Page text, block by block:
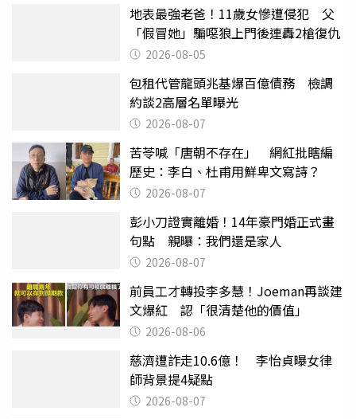
地表最強老爸！11歲女慘遭侵犯 父
「假冒她」騙噁狼上門後連轟2槍復仇
2026-08-05
包租代管龍頭兆基爆百億債務 檢調
約談2高層名單曝光
2026-08-07
苦苓喊「唐朝不存在」 網紅批瞎編
歷史：李白、杜甫用鮮卑文寫詩？
2026-08-07
彭小刀證實離婚！14年豪門婚正式畫
句點 親曝：我們還是家人
2026-08-07
前員工才轉投李多慧！Joeman再談建
文爆紅 認「很清楚他的價值」
2026-08-06
慈濟遭詐走10.6億！ 李怡貞曝女律
師背景提4疑點
2026-08-07